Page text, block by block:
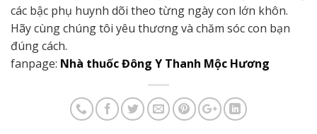
các bậc phụ huynh dõi theo từng ngày con lớn khôn.
Hãy cùng chúng tôi yêu thương và chăm sóc con bạn
đúng cách.
fanpage: Nhà thuốc Đông Y Thanh Mộc Hương